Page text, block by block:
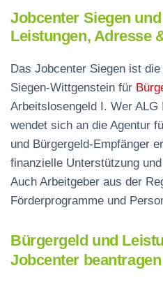
Jobcenter Siegen
Leistungen, Adresse
Das Jobcenter Siegen ist
Siegen-Wittgenstein für
Arbeitslosengeld I. Wer ALG
wendet sich an die Agentur
und Bürgergeld-Empfänger
finanzielle Unterstützung
Auch Arbeitgeber aus der
Förderprogramme und
Bürgergeld und
Jobcenter beantragen